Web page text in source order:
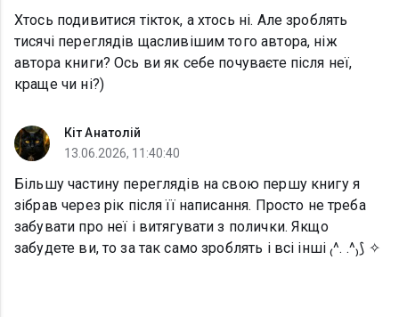
Хтось подивитися тікток, а хтось ні. Але зроблять
тисячі переглядів щасливішим того автора, ніж
автора книги? Ось ви як себе почуваєте після неї,
краще чи ні?)
Кіт Анатолій
13.06.2026, 11:40:40
Більшу частину переглядів на свою першу книгу я
зібрав через рік після її написання. Просто не треба
забувати про неї і витягувати з полички. Якщо
забудете ви, то за так само зроблять і всі інші ₍^. .^₎⟆ ✧